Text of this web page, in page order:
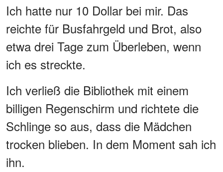
Ich hatte nur 10 Dollar bei mir. Das
reichte für Busfahrgeld und Brot, also
etwa drei Tage zum Überleben, wenn
ich es streckte.
Ich verließ die Bibliothek mit einem
billigen Regenschirm und richtete die
Schlinge so aus, dass die Mädchen
trocken blieben. In dem Moment sah ich
ihn.